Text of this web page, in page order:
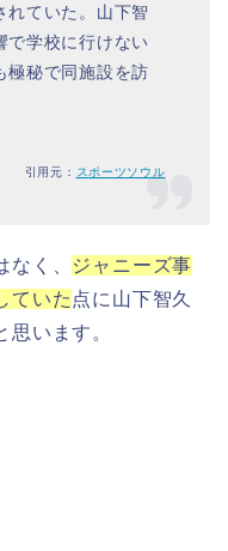
れていた。山下智
で学校に行けない
極秘で同施設を訪
引用元： スポーツソウル
く、 ジャニーズ事
ていた 点に山下智久
います。